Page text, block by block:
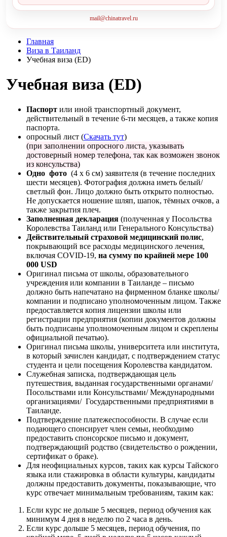
mail@chinatravel.ru
Главная
Виза в Таиланд
Учебная виза (ЕD)
Учебная виза (ЕD)
Паспорт или иной транспортный документ,
действительный в течение 6-ти месяцев, а также копия
паспорта.
опросный лист (Скачать тут)
(при заполнении опросного листа, указывать
достоверный номер телефона, так как возможен звонок
из консульства)
Одно фото (4 x 6 см) заявителя (в течение последних
шести месяцев). Фотография должна иметь белый/
светлый фон. Лицо должно быть открыто полностью.
Не допускается ношение шляп, шапок, тёмных очков, а
также закрытия плеч.
Заполненная декларация (полученная у Посольства
Королевства Таиланд или Генерального Консульства)
Действительный страховой медицинский полис,
покрывающий все расходы медицинского лечения,
включая COVID-19, на сумму по крайней мере 100
000 USD
Оригинал письма от школы, образовательного
учреждения или компании в Таиланде – письмо
должно быть напечатано на фирменном бланке школы/
компании и подписано уполномоченным лицом. Также
предоставляется копия лицензии школы или
регистрации предприятия (копии документов должны
быть подписаны уполномоченным лицом и скреплены
официальной печатью).
Оригинал письма школы, университета или института,
в который зачислен кандидат, с подтверждением статус
студента и цели посещения Королевства кандидатом.
Служебная записка, подтверждающая цель
путешествия, выданная государственными органами/
Посольствами или Консульствами/ Международными
организациями/ Государственными предприятиями в
Таиланде.
Подтверждение платежеспособности. В случае если
подающего спонсирует член семьи, необходимо
предоставить спонсорское письмо и документ,
подтверждающий родство (свидетельство о рождении,
сертификат о браке).
Для неофициальных курсов, таких как курсы Тайского
языка или стажировка в области культуры, кандидаты
должны предоставить документы, показывающие, что
курс отвечает минимальным требованиям, таким как:
Если курс не дольше 5 месяцев, период обучения как
минимум 4 дня в неделю по 2 часа в день.
Если курс дольше 5 месяцев, период обучения, по